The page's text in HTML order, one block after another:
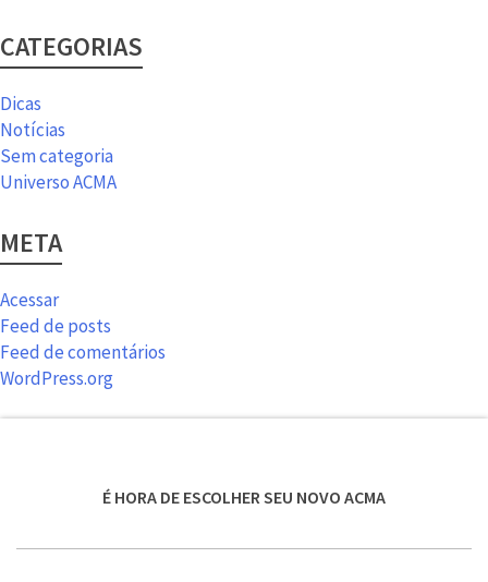
CATEGORIAS
Dicas
Notícias
Sem categoria
Universo ACMA
META
Acessar
Feed de posts
Feed de comentários
WordPress.org
É HORA DE ESCOLHER SEU NOVO ACMA